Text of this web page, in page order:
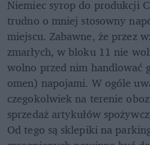
Niemiec syrop do produkcji
trudno o mniej stosowny
miejscu. Zabawne, że przez
zmarłych, w bloku 11 nie
wolno przed nim handlować
omen) napojami. W ogóle
czegokolwiek na terenie
sprzedaż artykułów
Od tego są sklepiki na